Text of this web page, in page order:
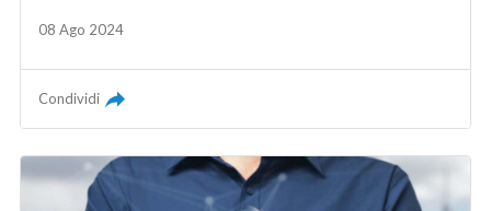
08 Ago 2024
Condividi